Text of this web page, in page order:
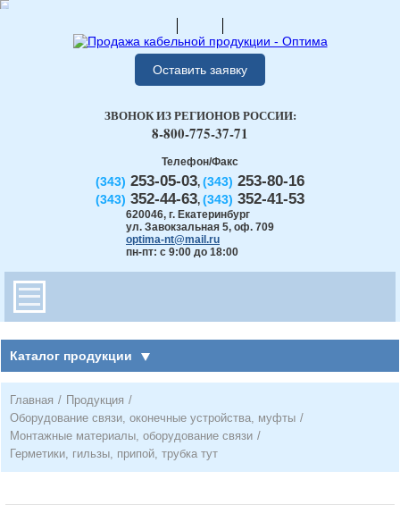
Оставить заявку
Телефон/Факс
(343) 253-05-03, (343) 253-80-16
(343) 352-44-63, (343) 352-41-53
620046, г. Екатеринбург
ул. Завокзальная 5, оф. 709
optima-nt@mail.ru
пн-пт: с 9:00 до 18:00
ЗВОНОК ИЗ РЕГИОНОВ РОССИИ:
8-800-775-37-71
Каталог продукции
Главная / Продукция /
Оборудование связи, оконечные устройства, муфты /
Монтажные материалы, оборудование связи /
Герметики, гильзы, припой, трубка тут